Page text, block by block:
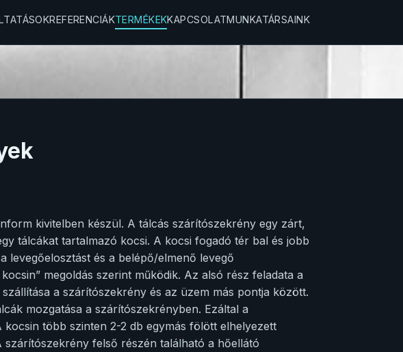
REFERENCIÁKTERMÉKEKKAPCSOLATMUNKATÁRSAINK
kivitelben készül. A tálcás szárítószekrény egy zárt,
tálcákat tartalmazó kocsi. A kocsi fogadó tér bal és jobb
levegőelosztást és a belépő/elmenő levegő
megoldás szerint működik. Az alsó rész feladata a
a szárítószekrény és az üzem más pontja között.
mozgatása a szárítószekrényben. Ezáltal a
több szinten 2-2 db egymás fölött elhelyezett
felső részén található a hőellátó